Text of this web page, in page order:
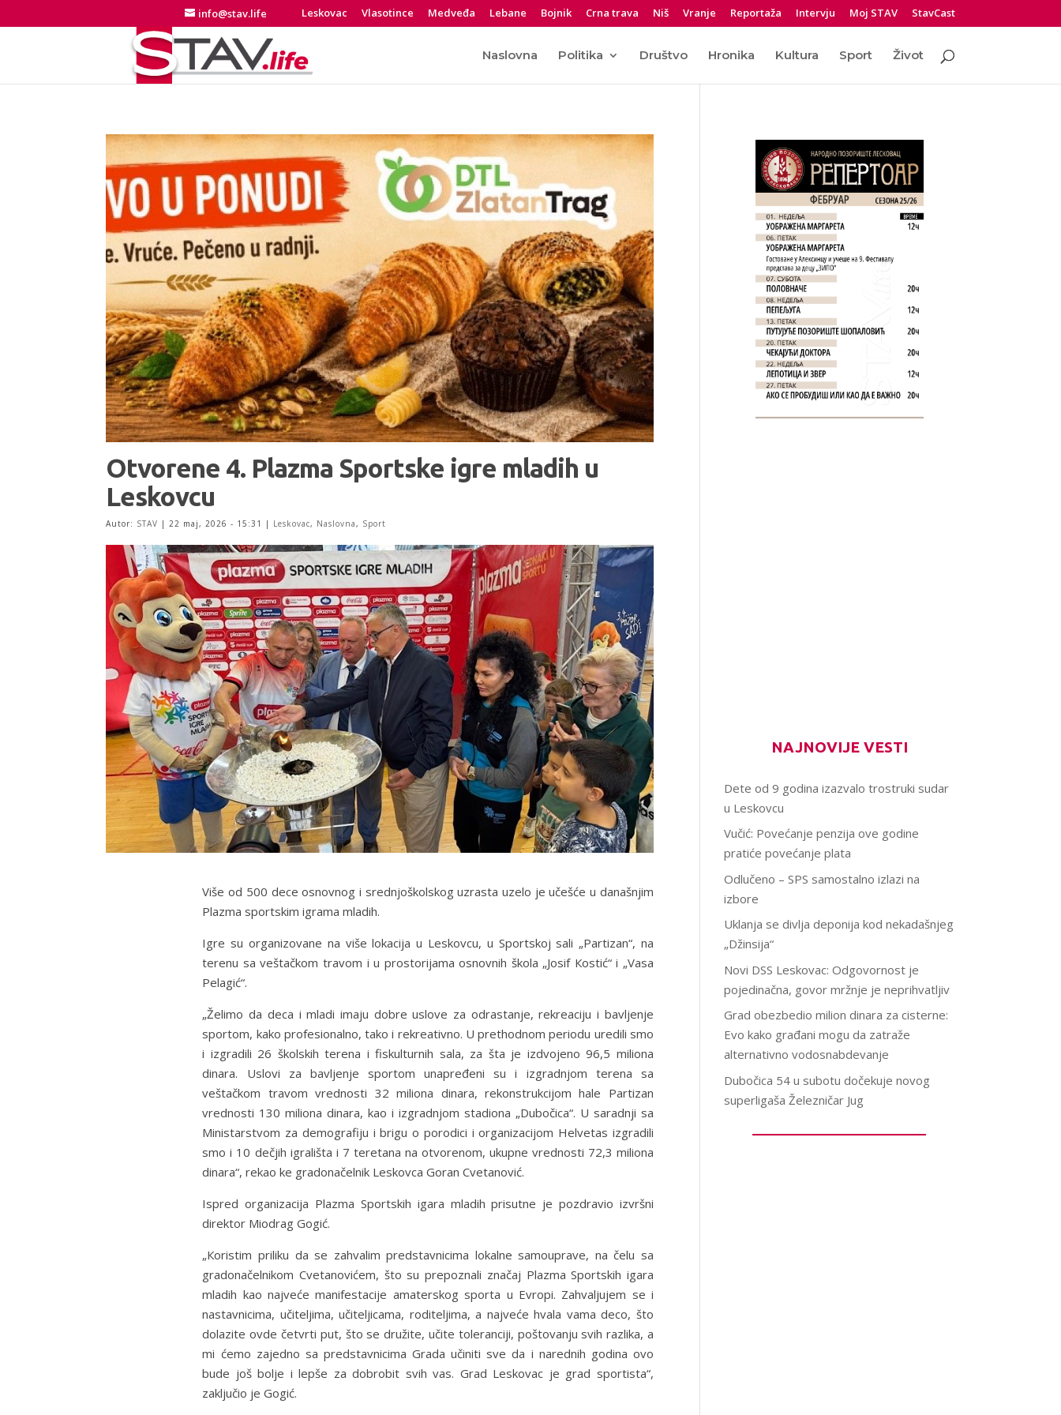
info@stav.life Leskovac Vlasotince Medveđa Lebane Bojnik Crna trava Niš Vranje Reportaža Intervju Moj STAV StavCast
Naslovna Politika Društvo Hronika Kultura Sport Život
Otvorene 4. Plazma Sportske igre mladih u
Leskovcu
Autor: STAV |22 maj, 2026 - 15:31 | Leskovac, Naslovna, Sport
Više od 500 dece osnovnog i srednjoškolskog uzrasta uzelo je učešće u današnjim
Plazma sportskim igrama mladih.
Igre su organizovane na više lokacija u Leskovcu, u Sportskoj sali „Partizan“, na
terenu sa veštačkom travom i u prostorijama osnovnih škola „Josif Кostić“ i „Vasa
Pelagić“.
„Želimo da deca i mladi imaju dobre uslove za odrastanje, rekreaciju i bavljenje
sportom, kako profesionalno, tako i rekreativno. U prethodnom periodu uredili smo
i izgradili 26 školskih terena i fiskulturnih sala, za šta je izdvojeno 96,5 miliona
dinara. Uslovi za bavljenje sportom unapređeni su i izgradnjom terena sa
veštačkom travom vrednosti 32 miliona dinara, rekonstrukcijom hale Partizan
vrednosti 130 miliona dinara, kao i izgradnjom stadiona „Dubočica“. U saradnji sa
Ministarstvom za demografiju i brigu o porodici i organizacijom Helvetas izgradili
smo i 10 dečjih igrališta i 7 teretana na otvorenom, ukupne vrednosti 72,3 miliona
dinara“, rekao ke gradonačelnik Leskovca Goran Cvetanović.
Ispred organizacija Plazma Sportskih igara mladih prisutne je pozdravio izvršni
direktor Miodrag Gogić.
„Кoristim priliku da se zahvalim predstavnicima lokalne samouprave, na čelu sa
gradonačelnikom Cvetanovićem, što su prepoznali značaj Plazma Sportskih igara
mladih kao najveće manifestacije amaterskog sporta u Evropi. Zahvaljujem se i
nastavnicima, učiteljima, učiteljicama, roditeljima, a najveće hvala vama deco, što
dolazite ovde četvrti put, što se družite, učite toleranciji, poštovanju svih razlika, a
mi ćemo zajedno sa predstavnicima Grada učiniti sve da i narednih godina ovo
bude još bolje i lepše za dobrobit svih vas. Grad Leskovac je grad sportista“,
zaključio je Gogić.
NAJNOVIJE VESTI
Dete od 9 godina izazvalo trostruki sudar
u Leskovcu
Vučić: Povećanje penzija ove godine
pratiće povećanje plata
Odlučeno – SPS samostalno izlazi na
izbore
Uklanja se divlja deponija kod nekadašnjeg
„Džinsija“
Novi DSS Leskovac: Odgovornost je
pojedinačna, govor mržnje je neprihvatljiv
Grad obezbedio milion dinara za cisterne:
Evo kako građani mogu da zatraže
alternativno vodosnabdevanje
Dubočica 54 u subotu dočekuje novog
superligaša Železničar Jug